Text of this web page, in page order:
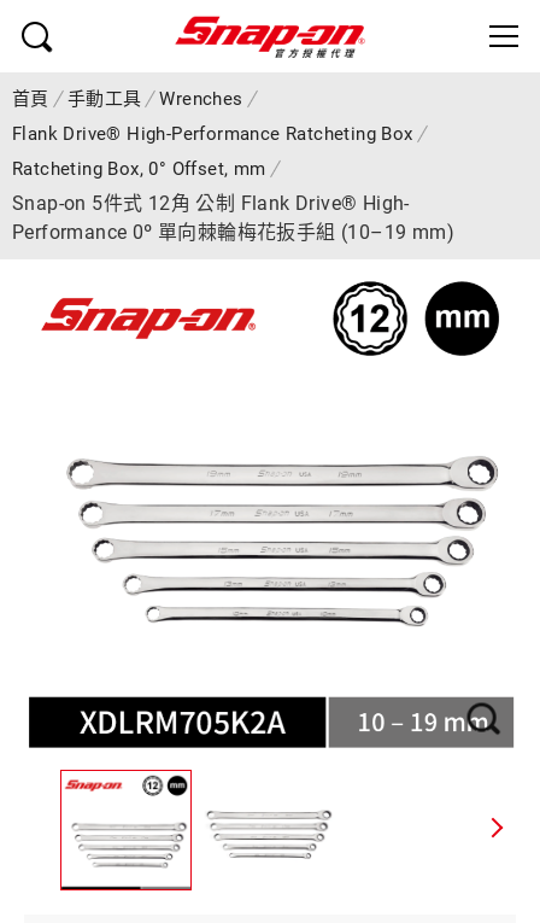
首頁 手動工具
Wrenches
Flank Drive® High-Performance Ratcheting Box
Ratcheting Box, 0° Offset, mm
Snap-on 5件式 12角 公制 Flank Drive® High-
Performance 0º 單向棘輪梅花扳手組 (10–19 mm)